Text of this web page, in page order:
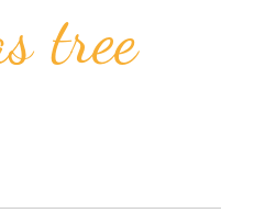
tree